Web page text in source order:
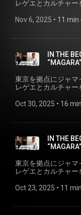
HAKATA…KIETH FLACK 17th APRIL：
APRIL：OSAKA…SOCORE
HIROSHIMA…CLUB QUATTRO 26th
REBEL DREAD
【REBEL DREAD
https://eplus.jp/
ATTACK) DON
SOUND OPERATER 内田直之 10th
LIQUIDROOM 11th APRIL：KYOTO…METRO 15th APRIL：
HAKATA…KIETH FLACK 17th APRIL：
APRIL：OSAKA…SOCORE
HIROSHIMA…CLUB QUATTRO 26th
ップ 「Fly Clothing
どと共にクロージン
CHOKEの生産を
映像作家 ドン・レッ
『YELLOW CAVE
するなど、DJとし
Hatchuck＞ https://
REBEL DREAD
【REBEL DREAD
https://eplus.jp/
ATTACK) DON
SOUND OPERATER 内田直之 10th
LIQUIDROOM 11th APRIL：KYOTO…METRO 15th APRIL：
HAKATA…KIETH FLACK 17th APRIL：
APRIL：OSAKA…SOCORE
HIROSHIMA…CLUB QUATTRO 26th
レゲエとカルチャー
の「はじまりのスト
＞の「はじまり」を探る。 IN THE
WHO is “MAGARA” - An
MAGARA) |
"real mad HECTIC"
ースを経て、2011年
とした、ワーク、
アメカジを得意とし
ち上げ。 また、90
ン、ジャパニーズ
プにR&Bと幅広い選
あるが、最近ではレ
に行っており、ジ
レートを多数所有
ーとしての活動がメ
Nov 6, 2025 • 11 min
IN THE
東京を拠点にジャ
レゲエとカルチャー
の「はじまりのスト
＞の「はじまり」を探る。 IN THE
WHO is “MAGARA” - A DJ’s Life
MAGARA) |
"real mad HECTIC"
ースを経て、2011年
とした、ワーク、
アメカジを得意とし
ち上げ。 また、90
ン、ジャパニーズ
Oct 30, 2025 • 16 min
IN THE
東京を拠点にジャ
レゲエとカルチャー
の「はじまりのスト
Oct 23, 2025 • 11